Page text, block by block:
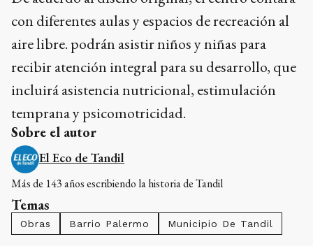
con diferentes aulas y espacios de recreación al
aire libre. podrán asistir niños y niñas para
recibir atención integral para su desarrollo, que
incluirá asistencia nutricional, estimulación
temprana y psicomotricidad.
Sobre el autor
El Eco de Tandil
Más de 143 años escribiendo la historia de Tandil
Temas
Obras Barrio Palermo Municipio De Tandil